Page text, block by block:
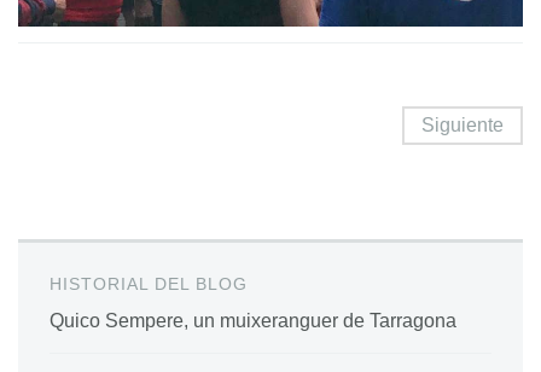
Siguiente
HISTORIAL DEL BLOG
Quico Sempere, un muixeranguer de Tarragona